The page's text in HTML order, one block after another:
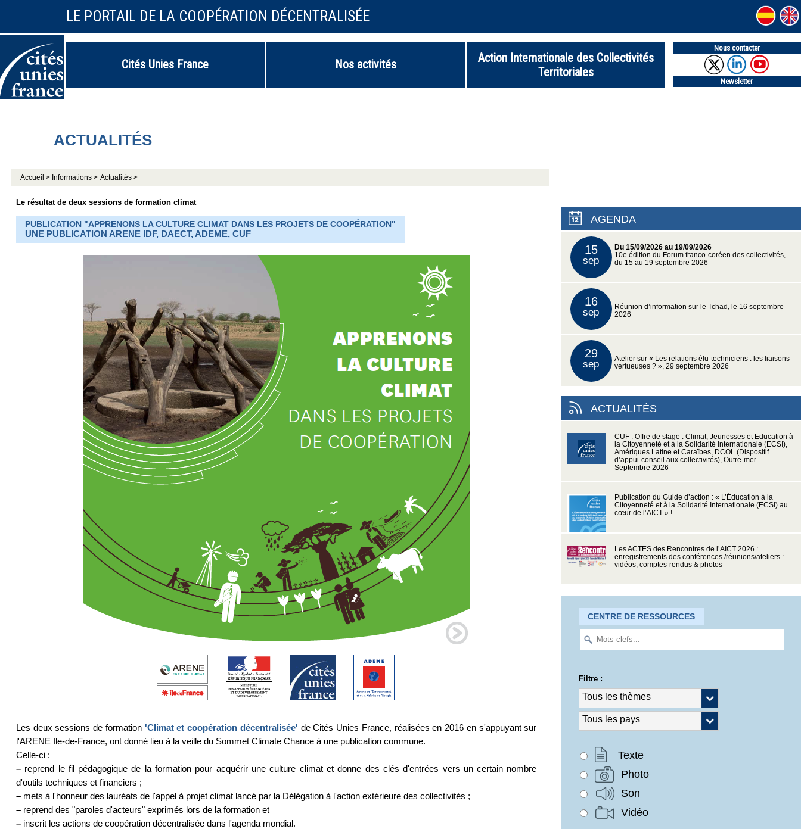
LE PORTAIL DE LA COOPÉRATION DÉCENTRALISÉE
Cités Unies France Nos activités
Action Internationale des Collectivités
Territoriales
Nous contacter
Newsletter
ACTUALITÉS
Accueil > Informations > Actualités >
Le résultat de deux sessions de formation climat
PUBLICATION "APPRENONS LA CULTURE CLIMAT DANS LES PROJETS DE COOPÉRATION"
UNE PUBLICATION ARENE IDF, DAECT, ADEME, CUF
Les deux sessions de formation 'Climat et coopération décentralisée' de Cités Unies France, réalisées en 2016 en s'appuyant sur
l'ARENE Ile-de-France, ont donné lieu à la veille du Sommet Climate Chance à une publication commune.
Celle-ci :
–reprend le fil pédagogique de la formation pour acquérir une culture climat et donne des clés d'entrées vers un certain nombre
d'outils techniques et financiers ;
–mets à l'honneur des lauréats de l'appel à projet climat lancé par la Délégation à l'action extérieure des collectivités ;
–reprend des "paroles d'acteurs" exprimés lors de la formation et
–inscrit les actions de coopération décentralisée dans l'agenda mondial.
AGENDA
15
sep
Du 15/09/2026 au 19/09/2026
10e édition du Forum franco-coréen des collectivités,
du 15 au 19 septembre 2026
16
sep
Réunion d’information sur le Tchad, le 16 septembre
2026
29
sep
Atelier sur « Les relations élu-techniciens : les liaisons
vertueuses ? », 29 septembre 2026
ACTUALITÉS
CUF : Offre de stage : Climat, Jeunesses et Education à
la Citoyenneté et à la Solidarité Internationale (ECSI),
Amériques Latine et Caraïbes, DCOL (Dispositif
d’appui-conseil aux collectivités), Outre-mer -
Septembre 2026
Publication du Guide d’action : « L’Éducation à la
Citoyenneté et à la Solidarité Internationale (ECSI) au
cœur de l’AICT » !
Les ACTES des Rencontres de l’AICT 2026 :
enregistrements des conférences /réunions/ateliers :
vidéos, comptes-rendus & photos
CENTRE DE RESSOURCES
Filtre :
Texte
Photo
Son
Vidéo